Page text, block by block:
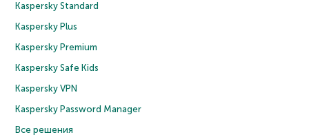
Kaspersky Standard
Kaspersky Plus
Kaspersky Premium
Kaspersky Safe Kids
Kaspersky VPN
Kaspersky Password Manager
Все решения